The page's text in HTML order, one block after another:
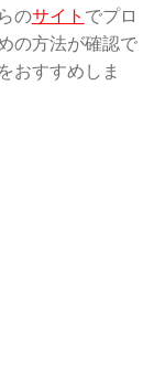
のサイト でプロ
の方法が確認で
おすすめしま